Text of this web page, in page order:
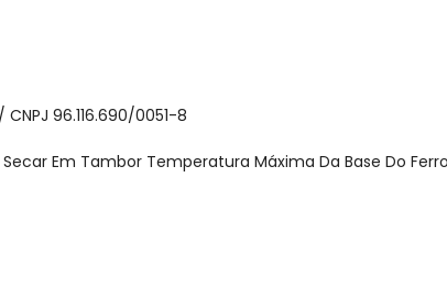
CNPJ 96.116.690/0051-8
Em Tambor Temperatura Máxima Da Base Do